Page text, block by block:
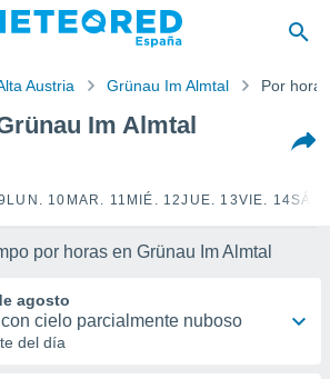
Austria Grünau Im Almtal Por horas
Im Almtal
LUN. 10 MAR. 11 MIÉ. 12JUE. 13VIE. 14
por horas en Grünau Im Almtal
agosto
cielo parcialmente nuboso
del día